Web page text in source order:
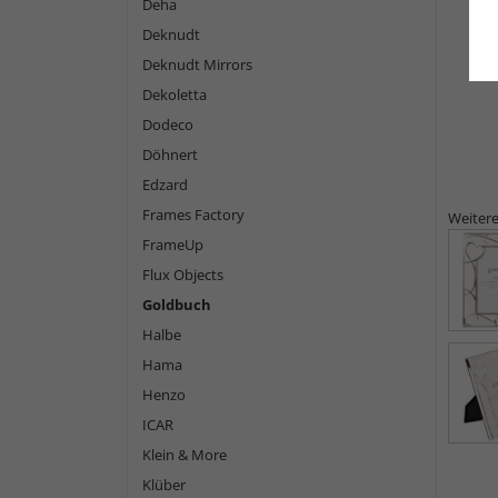
Deha
Deknudt
Deknudt Mirrors
Dekoletta
Dodeco
Döhnert
Edzard
Frames Factory
FrameUp
Flux Objects
Goldbuch
Halbe
Hama
Henzo
ICAR
Klein & More
Klüber